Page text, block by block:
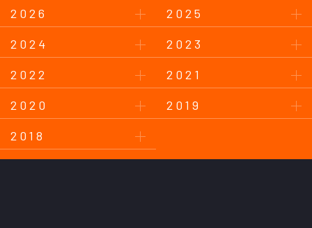
2026
2025
2024
2023
2022
2021
2020
2019
2018